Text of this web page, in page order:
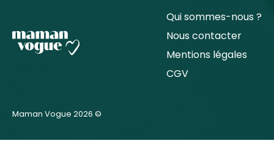
Qui sommes-nous ?
Nous contacter
Mentions légales
CGV
Maman Vogue 2026 ©